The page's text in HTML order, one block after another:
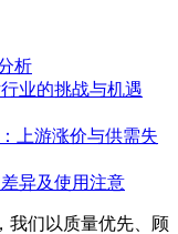
析
业的挑战与机遇
上游涨价与供需失
异及使用注意
我们以质量优先、顾